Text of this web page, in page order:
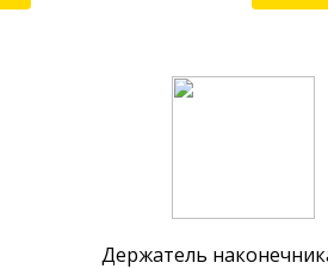
Держатель